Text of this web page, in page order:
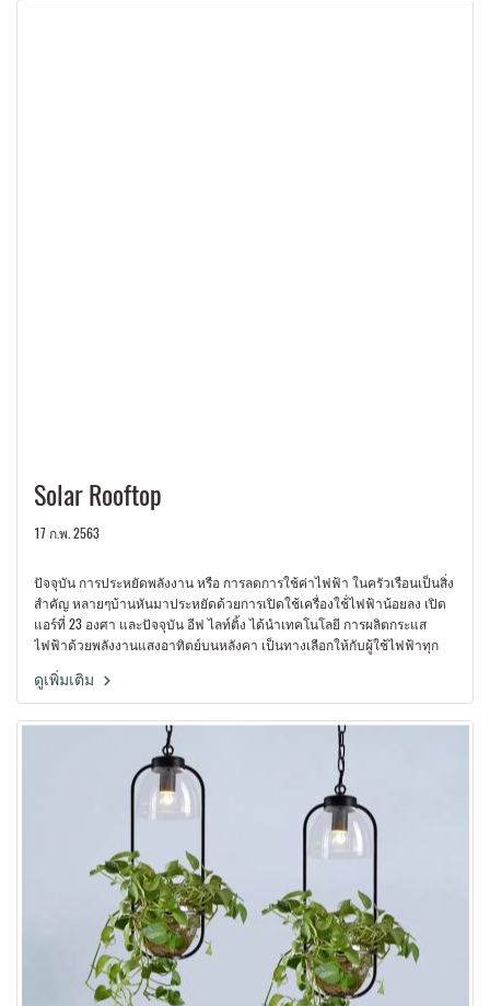
Solar Rooftop
17 ก.พ. 2563
ปัจจุบัน การประหยัดพลังงาน หรือ การลดการใช้ค่าไฟฟ้า ในครัวเรือนเป็นสิ่ง
สำคัญ หลายๆบ้านหันมาประหยัดด้วยการเปิดใช้เครื่องใช้่ไฟฟ้าน้อยลง เปิด
แอร์ที่ 23 องศา และปัจจุบัน อีฟ ไลท์ติ้ง ได้นำเทคโนโลยี การผลิตกระแส
ไฟฟ้าด้วยพลังงานแสงอาทิตย์บนหลังคา เป็นทางเลือกให้กับผู้ใช้ไฟฟ้าทุก
ดูเพิ่มเติม